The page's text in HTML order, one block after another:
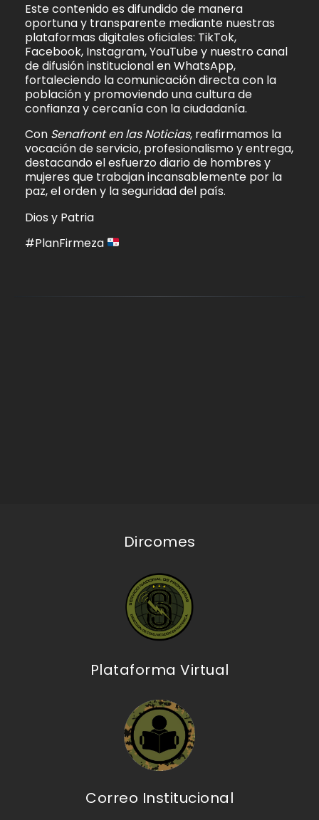
Este contenido es difundido de manera
oportuna y transparente mediante nuestras
plataformas digitales oficiales: TikTok,
Facebook, Instagram, YouTube y nuestro canal
de difusión institucional en WhatsApp,
fortaleciendo la comunicación directa con la
población y promoviendo una cultura de
confianza y cercanía con la ciudadanía.
Con Senafront en las Noticias, reafirmamos la
vocación de servicio, profesionalismo y entrega,
destacando el esfuerzo diario de hombres y
mujeres que trabajan incansablemente por la
paz, el orden y la seguridad del país.
Dios y Patria
#PlanFirmeza
Dircomes
Plataforma Virtual
Correo Institucional